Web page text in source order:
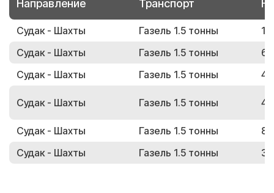
Направление Транспорт
Судак - Шахты Газель 1.5 тонны
Судак - Шахты
Газель 1.5 тонны
Судак - Шахты
Газель 1.5 тонны
Судак - Шахты Газель 1.5 тонны
Судак - Шахты Газель 1.5 тонны
Судак - Шахты
Газель 1.5 тонны